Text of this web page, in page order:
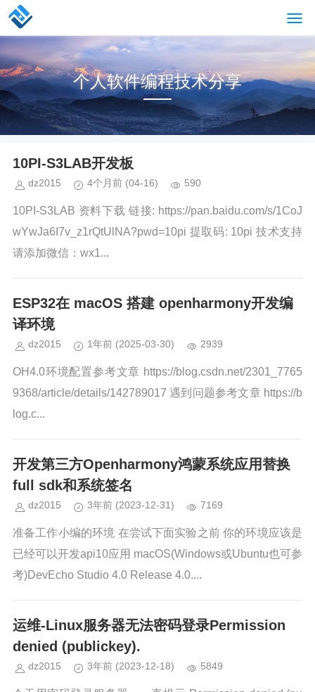
个人软件编程技术分享
10PI-S3LAB开发板
dz2015 4个月前 (04-16) 590
10PI-S3LAB 资料下载 链接: https://pan.baidu.com/s/1CoJ
wYwJa6I7v_z1rQtUlNA?pwd=10pi 提取码: 10pi 技术支持
请添加微信：wx1...
ESP32在 macOS 搭建 openharmony开发编
译环境
dz2015 1年前 (2025-03-30) 2939
OH4.0环境配置参考文章 https://blog.csdn.net/2301_7765
9368/article/details/142789017 遇到问题参考文章 https://b
log.c...
开发第三方Openharmony鸿蒙系统应用替换
full sdk和系统签名
dz2015 3年前 (2023-12-31) 7169
准备工作小编的环境 在尝试下面实验之前 你的环境应该是
已经可以开发api10应用 macOS(Windows或Ubuntu也可参
考)DevEcho Studio 4.0 Release 4.0....
运维-Linux服务器无法密码登录Permission
denied (publickey).
dz2015 3年前 (2023-12-18) 5849